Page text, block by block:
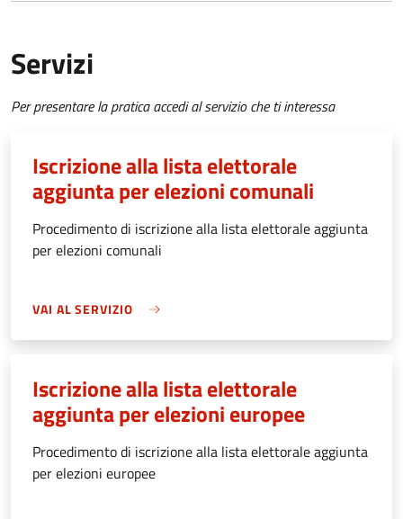
Servizi
Per presentare la pratica accedi al servizio che ti interessa
Iscrizione alla lista elettorale
aggiunta per elezioni comunali
Procedimento di iscrizione alla lista elettorale aggiunta
per elezioni comunali
VAI AL SERVIZIO
Iscrizione alla lista elettorale
aggiunta per elezioni europee
Procedimento di iscrizione alla lista elettorale aggiunta
per elezioni europee